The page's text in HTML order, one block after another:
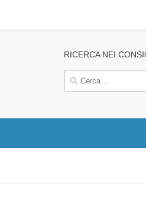
RICERCA NEI
Ricerca
per: